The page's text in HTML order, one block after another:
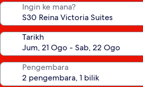
Ingin ke mana?
Tarikh
Pengembara